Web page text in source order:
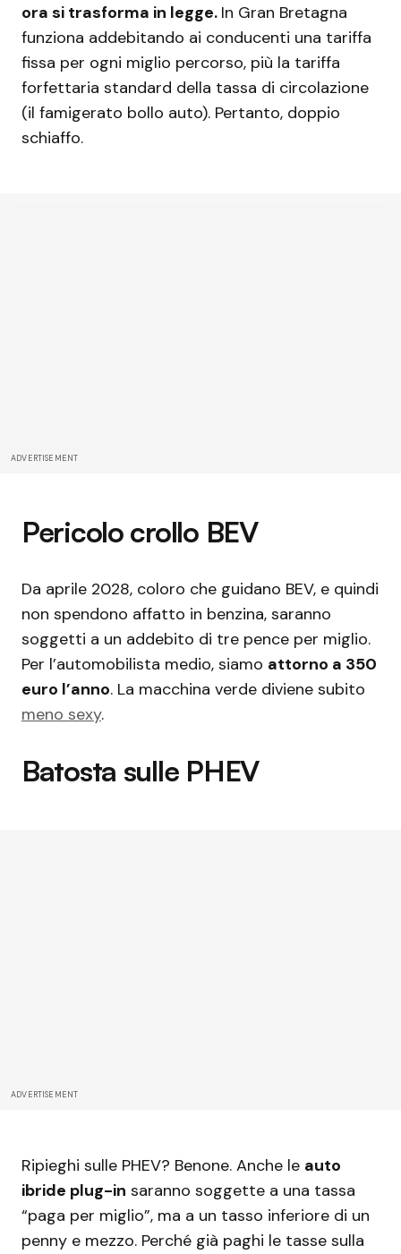
ora si trasforma in legge. In Gran Bretagna
funziona addebitando ai conducenti una tariffa
fissa per ogni miglio percorso, più la tariffa
forfettaria standard della tassa di circolazione
(il famigerato bollo auto). Pertanto, doppio
schiaffo.
ADVERTISEMENT
Pericolo crollo BEV
Da aprile 2028, coloro che guidano BEV, e quindi
non spendono affatto in benzina, saranno
soggetti a un addebito di tre pence per miglio.
Per l’automobilista medio, siamo attorno a 350
euro l’anno. La macchina verde diviene subito
meno sexy.
Batosta sulle PHEV
ADVERTISEMENT
Ripieghi sulle PHEV? Benone. Anche le auto
ibride plug-in saranno soggette a una tassa
“paga per miglio”, ma a un tasso inferiore di un
penny e mezzo. Perché già paghi le tasse sulla